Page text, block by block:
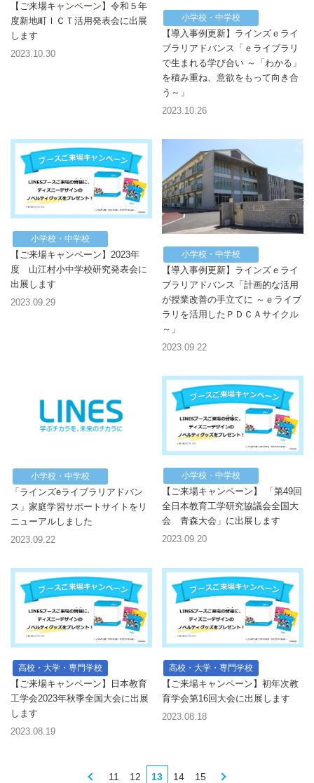
【ご来場キャンペーン】令和５年
度新地町ＩＣＴ活用発表会に出展
します
2023.10.30
小学校・中学校
【導入事例更新】ラインズｅライ
ブラリアドバンス「ｅライブラリ
で生まれる学び合い ～「わかる」
を積み重ね、意欲をもって向き合
う～」
2023.10.26
小学校・中学校
【ご来場キャンペーン】2023年
度 山江村小中学校研究発表会に
出展します
2023.09.29
小学校・中学校
【導入事例更新】ラインズｅライ
ブラリアドバンス「計画的な活用
が授業改善の手立てに ～ｅライブ
ラリを活用したＰＤＣＡサイクル
～」
2023.09.22
小学校・中学校
「ラインズeライブラリアドバン
ス」家庭学習サポートサイトをリ
ニューアルしました
2023.09.22
小学校・中学校
【ご来場キャンペーン】 「第49回
全日本教育工学研究協議会全国大
会 青森大会」に出展します
2023.09.20
高校・大学・専門学校
【ご来場キャンペーン】日本教育
工学会2023年秋季全国大会に出展
します
2023.08.19
高校・大学・専門学校
【ご来場キャンペーン】初年次教
育学会第16回大会に出展します
2023.08.18
11 12 13 14 15